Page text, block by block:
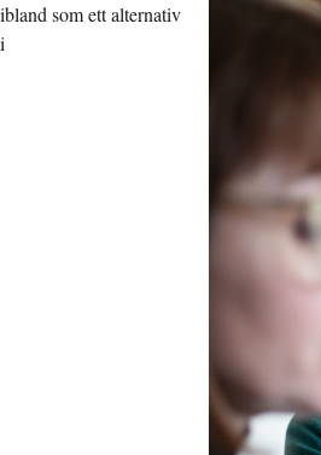
ibland som ett alternativ
i